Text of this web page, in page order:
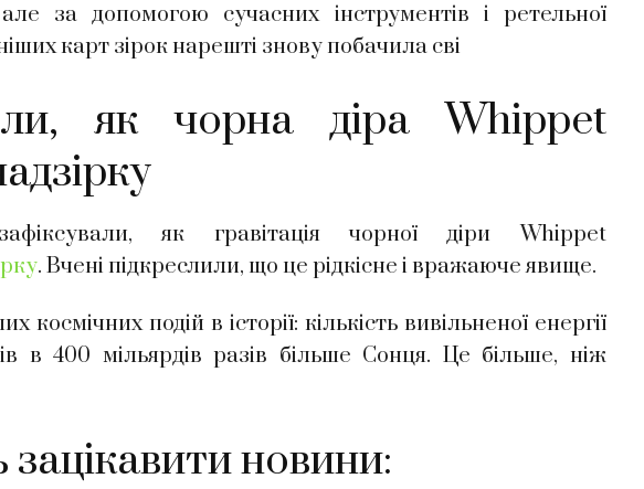
за допомогою сучасних інструментів і ретельної
карт зірок нарешті знову побачила сві
як чорна діра Whippet
як гравітація чорної діри Whippet
. Вчені підкреслили, що це рідкісне і вражаюче явище.
подій в історії: кількість вивільненої енергії
в 400 мільярдів разів більше Сонця. Це більше, ніж
новини: